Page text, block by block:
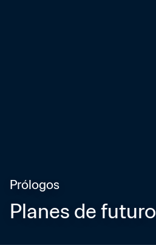
Prólogos
Planes de futuro